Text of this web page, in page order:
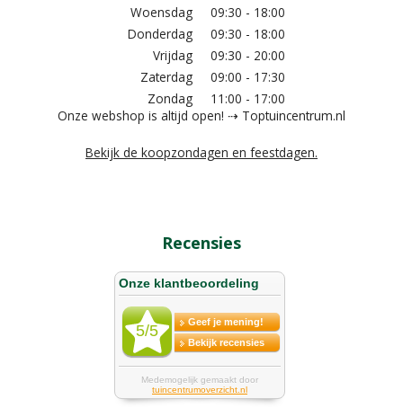
Woensdag
09:30 - 18:00
Donderdag
09:30 - 18:00
Vrijdag
09:30 - 20:00
Zaterdag
09:00 - 17:30
Zondag
11:00 - 17:00
Onze webshop is altijd open! ⇢ Toptuincentrum.nl
Bekijk de koopzondagen en feestdagen.
Recensies